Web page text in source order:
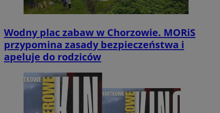
Wodny plac zabaw w Chorzowie. MORiS
przypomina zasady bezpieczeństwa i
apeluje do rodziców